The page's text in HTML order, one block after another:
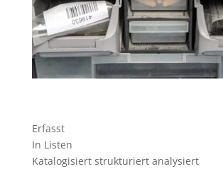
Erfasst
In Listen
Katalogisiert strukturiert analysiert